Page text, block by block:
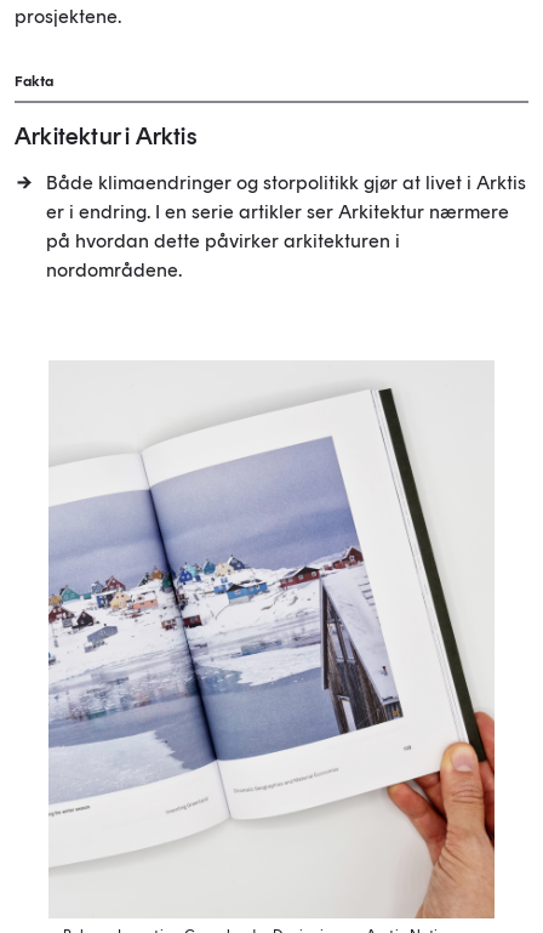
prosjektene.
Fakta
Arkitektur i Arktis
Både klimaendringer og storpolitikk gjør at livet i Arktis
er i endring. I en serie artikler ser Arkitektur nærmere
på hvordan dette påvirker arkitekturen i
nordområdene.